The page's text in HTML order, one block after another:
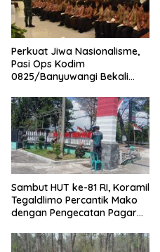
Perkuat Jiwa Nasionalisme,
Pasi Ops Kodim
0825/Banyuwangi Bekali
dengan Wawasan
Kebangsaan
Sambut HUT ke-81 RI, Koramil
Tegaldlimo Percantik Mako
dengan Pengecatan Pagar